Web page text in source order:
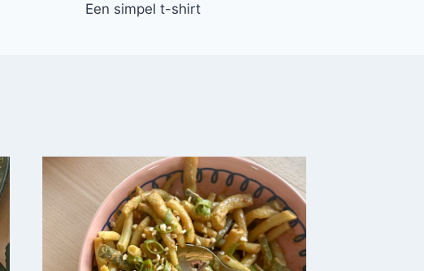
Een simpel t-shirt